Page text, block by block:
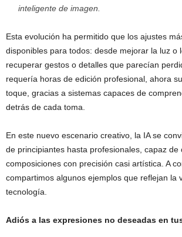
inteligente de imagen.
Esta evolución ha permitido que los ajustes
disponibles para todos: desde mejorar la luz o
recuperar gestos o detalles que parecían
requería horas de edición profesional, ahora
toque, gracias a sistemas capaces de
detrás de cada toma.
En este nuevo escenario creativo, la IA se
de principiantes hasta profesionales, capaz de
composiciones con precisión casi artística. A
compartimos algunos ejemplos que reflejan la
tecnología.
Adiós a las expresiones no deseadas en